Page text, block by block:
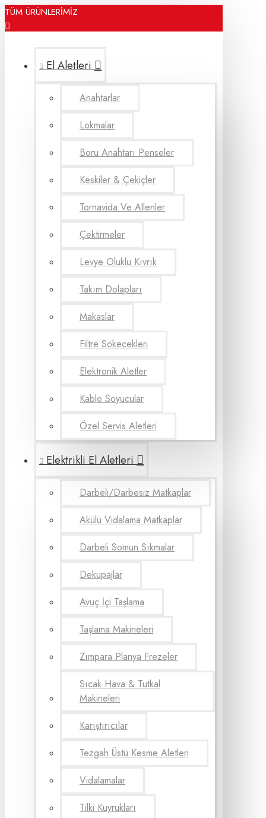
TÜM ÜRÜNLERİMİZ
El Aletleri
Anahtarlar
Lokmalar
Boru Anahtarı Penseler
Keskiler & Çekiçler
Tornavida Ve Allenler
Çektirmeler
Levye Oluklu Kıvrık
Takım Dolapları
Makaslar
Filtre Sökecekleri
Elektronik Aletler
Kablo Soyucular
Özel Servis Aletleri
Elektrikli El Aletleri
Darbeli/Darbesiz Matkaplar
Akülü Vidalama Matkaplar
Darbeli Somun Sıkmalar
Dekupajlar
Avuç İçi Taşlama
Taşlama Makineleri
Zımpara Planya Frezeler
Sıcak Hava & Tutkal
Makineleri
Karıştırıcılar
Tezgah Üstü Kesme Aletleri
Vidalamalar
Tilki Kuyrukları